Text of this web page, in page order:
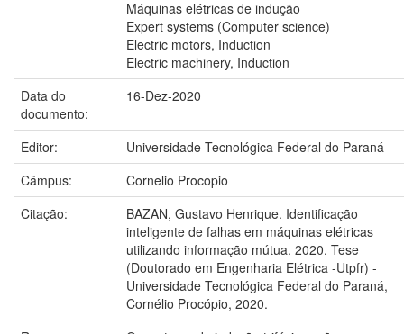
Máquinas elétricas de indução
Expert systems (Computer science)
Electric motors, Induction
Electric machinery, Induction
Data do
documento:
16-Dez-2020
Editor:
Universidade Tecnológica Federal do Paraná
Câmpus:
Cornelio Procopio
Citação:
BAZAN, Gustavo Henrique. Identificação
inteligente de falhas em máquinas elétricas
utilizando informação mútua. 2020. Tese
(Doutorado em Engenharia Elétrica -Utpfr) -
Universidade Tecnológica Federal do Paraná,
Cornélio Procópio, 2020.